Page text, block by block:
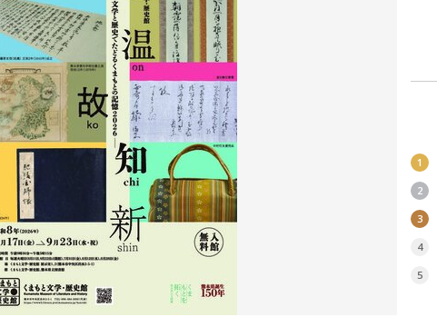
1
2
3
4
5